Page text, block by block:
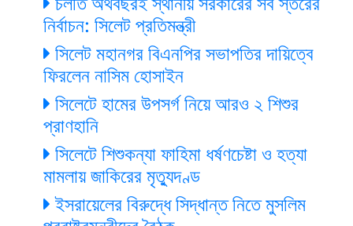
নির্বাচন: সিলেট প্রতিমন্ত্রী
সিলেট মহানগর বিএনপির সভাপতির দায়িত্বে
ফিরলেন নাসিম হোসাইন
সিলেটে হামের উপসর্গ নিয়ে আরও ২ শিশুর
প্রাণহানি
সিলেটে শিশুকন্যা ফাহিমা ধর্ষণচেষ্টা ও হত্যা
মামলায় জাকিরের মৃত্যুদণ্ড
ইসরায়েলের বিরুদ্ধে সিদ্ধান্ত নিতে মুসলিম